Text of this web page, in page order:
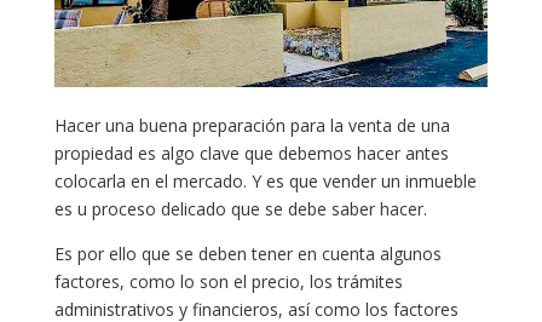
Hacer una buena preparación para la venta de una
propiedad es algo clave que debemos hacer antes
colocarla en el mercado. Y es que vender un inmueble
es u proceso delicado que se debe saber hacer.
Es por ello que se deben tener en cuenta algunos
factores, como lo son el precio, los trámites
administrativos y financieros, así como los factores